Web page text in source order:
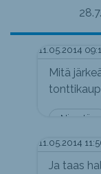
11.05.2014
Nimetön
Mitä
11.05.2014
Ja taas